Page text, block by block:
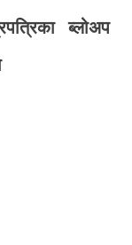
ब्लोअप